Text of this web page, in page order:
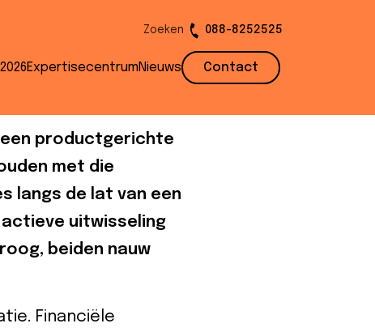
Zoeken 088-8252525
ExpertisecentrumNieuws Contact
klantcontact
een productgerichte
met die
langs de lat van een
uitwisseling
beiden nauw
Financiële